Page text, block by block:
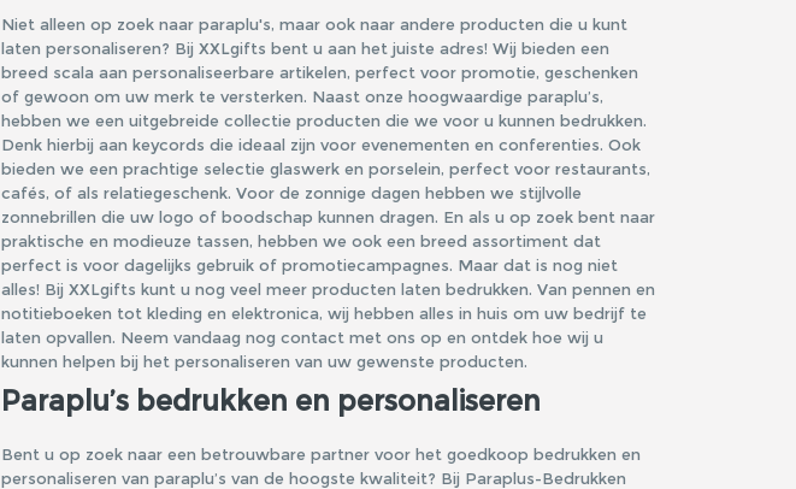
Niet alleen op zoek naar paraplu's, maar ook naar andere producten die u kunt
laten personaliseren? Bij XXLgifts bent u aan het juiste adres! Wij bieden een
breed scala aan personaliseerbare artikelen, perfect voor promotie, geschenken
of gewoon om uw merk te versterken. Naast onze hoogwaardige paraplu’s,
hebben we een uitgebreide collectie producten die we voor u kunnen bedrukken.
Denk hierbij aan keycords die ideaal zijn voor evenementen en conferenties. Ook
bieden we een prachtige selectie glaswerk en porselein, perfect voor restaurants,
cafés, of als relatiegeschenk. Voor de zonnige dagen hebben we stijlvolle
zonnebrillen die uw logo of boodschap kunnen dragen. En als u op zoek bent naar
praktische en modieuze tassen, hebben we ook een breed assortiment dat
perfect is voor dagelijks gebruik of promotiecampagnes. Maar dat is nog niet
alles! Bij XXLgifts kunt u nog veel meer producten laten bedrukken. Van pennen en
notitieboeken tot kleding en elektronica, wij hebben alles in huis om uw bedrijf te
laten opvallen. Neem vandaag nog contact met ons op en ontdek hoe wij u
kunnen helpen bij het personaliseren van uw gewenste producten.
Paraplu’s bedrukken en personaliseren
Bent u op zoek naar een betrouwbare partner voor het goedkoop bedrukken en
personaliseren van paraplu’s van de hoogste kwaliteit? Bij Paraplus-Bedrukken